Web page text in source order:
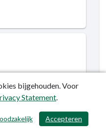
/ 664
bijgehouden. Voor
Statement.
Accepteren